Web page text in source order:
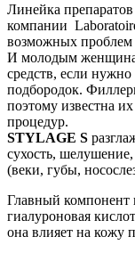
Линейка препаратов
компании
возможных проблем
И молодым
средств, если
подбородок.
поэтому известна
процедур.
STYLAGE S
сухость, шелушение,
(веки, губы,
Главный
гиалуроновая
она влияет на кожу